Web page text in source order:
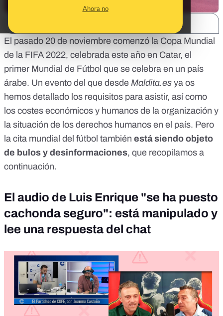
Ahora no
El pasado 20 de noviembre comenzó la Copa Mundial
de la FIFA 2022, celebrada este año en Catar, el
primer Mundial de Fútbol que se celebra en un país
árabe. Un evento del que desde Maldita.es ya os
hemos detallado los requisitos para asistir, así como
los costes económicos y humanos de la organización y
la situación de los derechos humanos en el país. Pero
la cita mundial del fútbol también está siendo objeto
de bulos y desinformaciones, que recopilamos a
continuación.
El audio de Luis Enrique "se ha puesto
cachonda seguro": está manipulado y
lee una respuesta del chat